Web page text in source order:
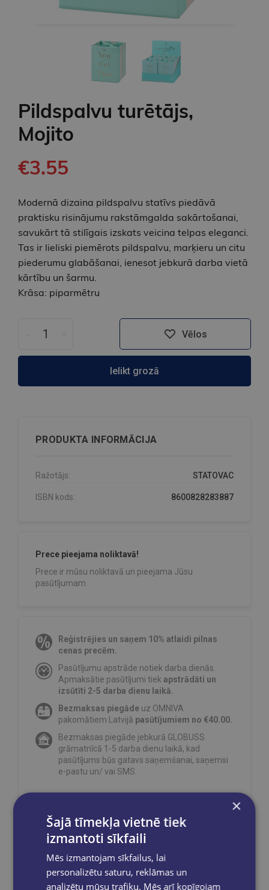
Pildspalvu turētājs,
Mojito
€3.55
Modernā dizaina pildspalvu statīvs piedāvā
praktisku risinājumu rakstāmgalda sakārtošanai,
savukārt tā stilīgais izskats veicina telpas eleganci.
Tas ir lieliski piemērots pildspalvu, marķieru un citu
piederumu glabāšanai, ienesot jebkurā darba vietā
kārtību un šarmu.
Krāsa: piparmētru
Vēlos
Ielikt grozā
PRODUKTA INFORMĀCIJA
Ražotājs: STATOVAC
ISBN kods: 8600828283887
Prece pieejama noliktavā!
Prece ir mūsu noliktavā un pieejama Jūsu
pasūtījumam.
Reģistrējies un saņem 10% atlaidi pilnas
cenas precēm.
Pasūtījumu apstrāde notiek darba dienās.
Apmaksātie pasūtījumi tiekapstrādāti un
izsūtīti 2-5 darba dienu laikā.
Bezmaksas piegāde uz OMNIVA
pakomātiem Latvijā pasūtījumiem no €40.00.
Bezmaksas piegāde jebkurā GLOBUSS
grāmatnīcā 1-5 darba dienu laikā, kad
pasūtījums būs gatavs saņemšanai, saņemsi
e-pastu un/ vai SMS.
Dalies sociālajos tīklos:
×
Šajā tīmekļa vietnē tiek
izmantoti sīkfaili
Mēs izmantojam sīkfailus, lai
personalizētu saturu, reklāmas un
analizētu mūsu trafiku. Mēs arī kopīgojam